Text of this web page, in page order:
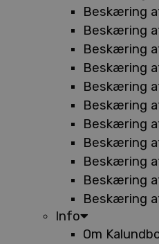
Beskæring
Beskæring
Beskæring
Beskæring
Beskæring
Beskæring
Beskæring
Beskæring
Beskæring
Beskæring
Beskæring
Info
Om